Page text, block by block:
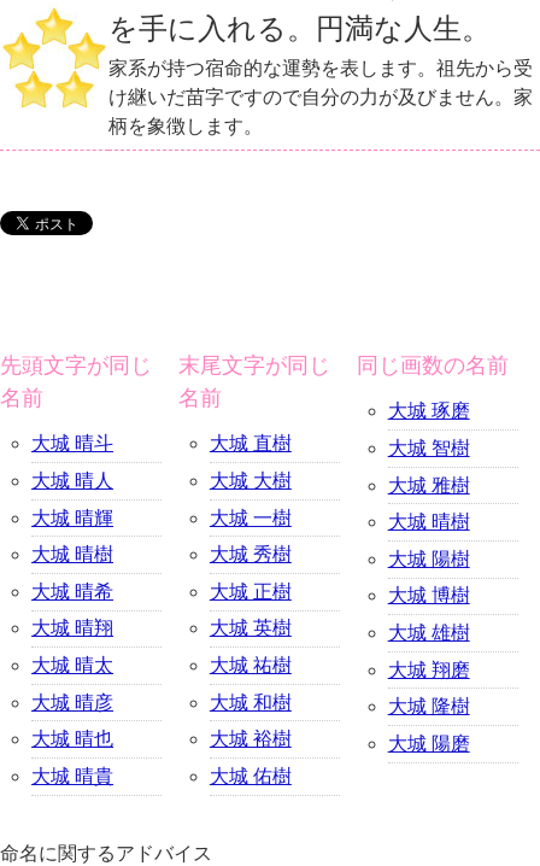
を手に入れる。円満な人生。
家系が持つ宿命的な運勢を表します。祖先から受
け継いだ苗字ですので自分の力が及びません。家
柄を象徴します。
先頭文字が同じ
名前
大城 晴斗
大城 晴人
大城 晴輝
大城 晴樹
大城 晴希
大城 晴翔
大城 晴太
大城 晴彦
大城 晴也
大城 晴貴
末尾文字が同じ
名前
大城 直樹
大城 大樹
大城 一樹
大城 秀樹
大城 正樹
大城 英樹
大城 祐樹
大城 和樹
大城 裕樹
大城 佑樹
同じ画数の名前
大城 琢磨
大城 智樹
大城 雅樹
大城 晴樹
大城 陽樹
大城 博樹
大城 雄樹
大城 翔磨
大城 隆樹
大城 陽磨
命名に関するアドバイス